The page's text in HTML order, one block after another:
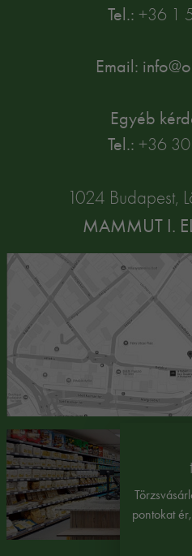
Tel.: +36 1
Email:
Egyéb
Tel.: +36 30
1024 Budapest,
MAMMUT I.
pontokat